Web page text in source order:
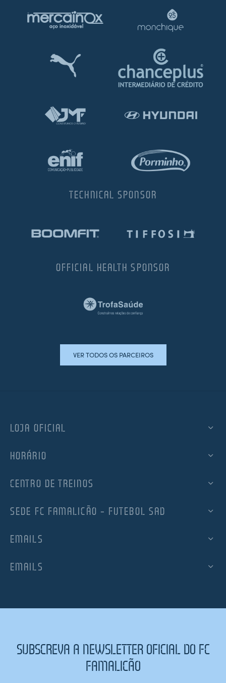
TECHNICAL SPONSOR
OFFICIAL HEALTH SPONSOR
VER TODOS OS PARCEIROS
LOJA OFICIAL
HORÁRIO
CENTRO DE TREINOS
SEDE FC FAMALICÃO – FUTEBOL SAD
EMAILS
EMAILS
SUBSCREVA A NEWSLETTER OFICIAL DO FC
FAMALICÃO